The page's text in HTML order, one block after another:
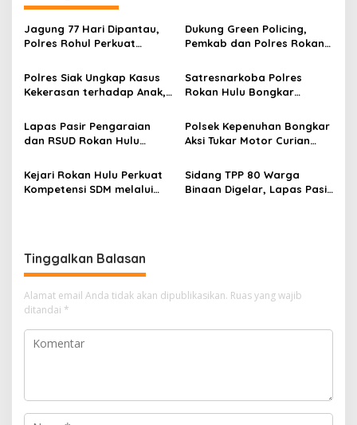
Jagung 77 Hari Dipantau,
Polres Rohul Perkuat
Pangan
Dukung Green Policing,
Pemkab dan Polres Rokan
Lingkungan Hidup
Polres Siak Ungkap Kasus
Kekerasan terhadap Anak,
Satresnarkoba Polres
Rokan Hulu Bongkar
Pelaku Ditangkap di
Perkebunan Sawit
Lapas Pasir Pengaraian
dan RSUD Rokan Hulu
Darah untuk Kemanusiaan
Polsek Kepenuhan Bongkar
Aksi Tukar Motor Curian
Diamankan
Kejari Rokan Hulu Perkuat
Kompetensi SDM melalui
Sidang TPP 80 Warga
Binaan Digelar, Lapas Pasir
Tinggalkan Balasan
Alamat email Anda tidak akan dipublikasikan. Ruas yang wajib
ditandai *